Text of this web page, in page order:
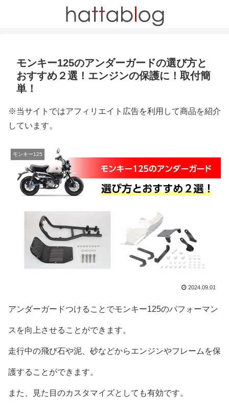
モンキー125のアンダーガードの選び方と
おすすめ２選！エンジンの保護に！取付簡
単！
※当サイトではアフィリエイト広告を利用して商品を紹介
しています。
モンキー125
2024.09.01
アンダーガードつけることでモンキー125のパフォーマン
スを向上させることができます。
走行中の飛び石や泥、砂などからエンジンやフレームを保
護することができます。
また、見た目のカスタマイズとしても有効です。